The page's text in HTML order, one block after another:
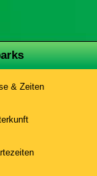
& Zeiten